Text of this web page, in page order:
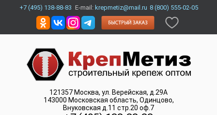
+7 (495) 138-88-83 E-mail: krepmetiz@mail.ru 8 (800) 555-02-05
121357 Москва, ул. Верейская, д.29А
143000 Московская область, Одинцово,
Внуковская д.11 стр.20 оф.7